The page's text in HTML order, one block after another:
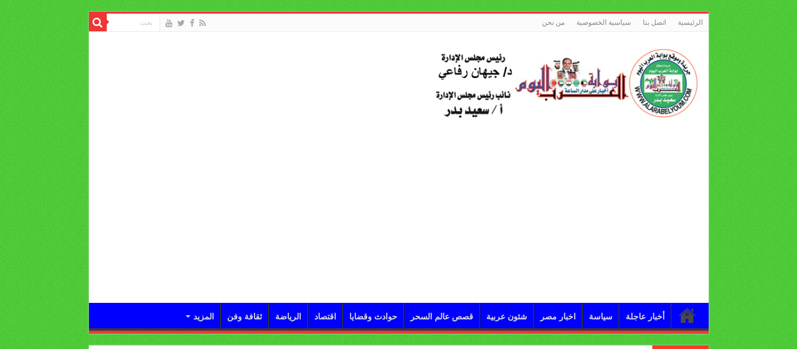
الرئيسية اتصل بنا سياسية الخصوصية من نحن
أخبار عاجلة سياسة اخبار مصر شئون عربية قصص عالم السحر حوادث وقضايا اقتصاد الرياضة ثقافة وفن المزيد